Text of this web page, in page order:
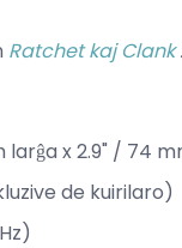
Ratchet kaj Clank
larĝa x 2.9" / 74
de kuirilaro)